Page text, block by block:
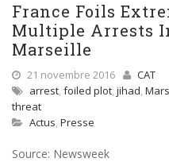
France Foils
Multiple Arrests
Marseille
21 novembre 2016
CAT
arrest, foiled plot, jihad,
threat
Actus, Presse
Source: Newsweek